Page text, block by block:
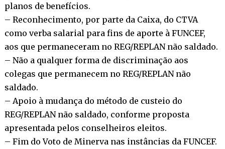
planos de benefícios.
– Reconhecimento, por parte da Caixa, do CTVA
como verba salarial para fins de aporte à FUNCEF,
aos que permaneceram no REG/REPLAN não saldado.
– Não a qualquer forma de discriminação aos
colegas que permanecem no REG/REPLAN não
saldado.
– Apoio à mudança do método de custeio do
REG/REPLAN não saldado, conforme proposta
apresentada pelos conselheiros eleitos.
– Fim do Voto de Minerva nas instâncias da FUNCEF.